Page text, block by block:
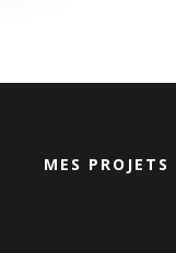
MES PROJETS